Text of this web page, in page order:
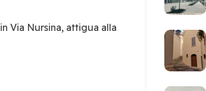
Via Nursina, attigua alla